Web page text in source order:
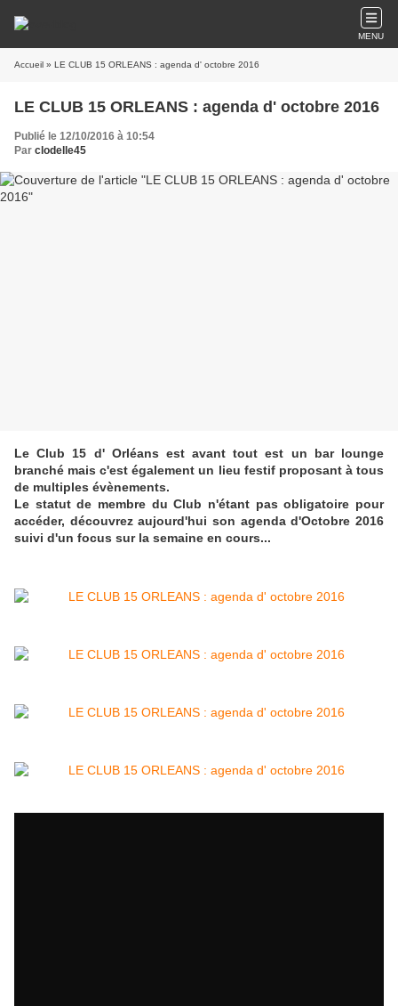
MENU
Accueil » LE CLUB 15 ORLEANS : agenda d' octobre 2016
LE CLUB 15 ORLEANS : agenda d' octobre 2016
Publié le 12/10/2016 à 10:54
Par clodelle45
Le Club 15 d' Orléans est avant tout est un bar lounge
branché mais c'est également un lieu festif proposant à tous
de multiples évènements.
Le statut de membre du Club n'étant pas obligatoire pour
accéder, découvrez aujourd'hui son agenda d'Octobre 2016
suivi d'un focus sur la semaine en cours...